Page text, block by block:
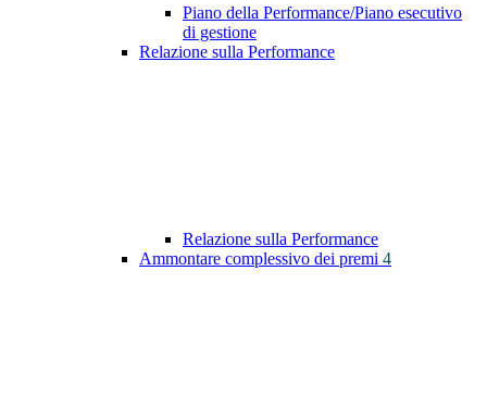
Piano della Performance/Piano esecutivo
di gestione
Relazione sulla Performance
Relazione sulla Performance
Ammontare complessivo dei premi 4